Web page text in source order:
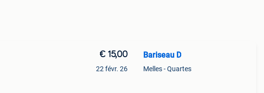
€ 15,00
22 févr. 26
Bariseau D
Melles - Quartes